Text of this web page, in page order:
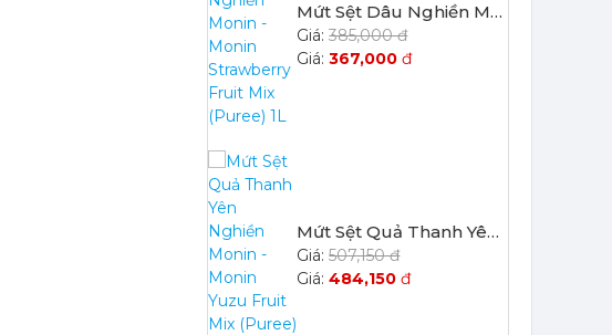
Mứt Sệt Dâu Nghiền Monin - Monin Strawberry Fruit Mix (Puree) 1L
385,000 đ
367,000 đ
Mứt Sệt Quả Thanh Yên Nghiền Monin - Monin Yuzu Fruit Mix (Puree) 1L
507,150 đ
484,150 đ